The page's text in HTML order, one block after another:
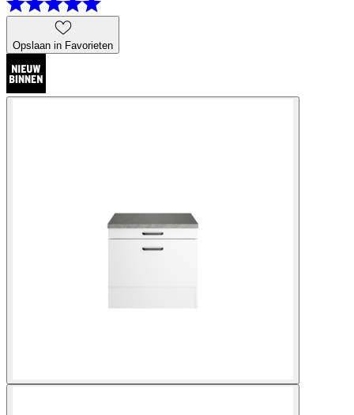
Opslaan in Favorieten